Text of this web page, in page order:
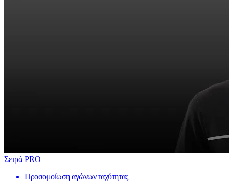
Σειρά PRO
Προσομοίωση αγώνων ταχύτητας